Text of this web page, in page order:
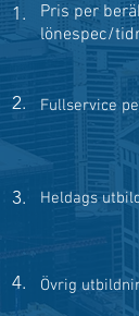
Pris per
lönespec/
1.
2.
Fullservice
Heldags
3.
4. Övrig